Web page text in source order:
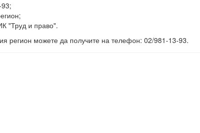
"Труд и право".
регион можете да получите на телефон: 02/981-13-93.